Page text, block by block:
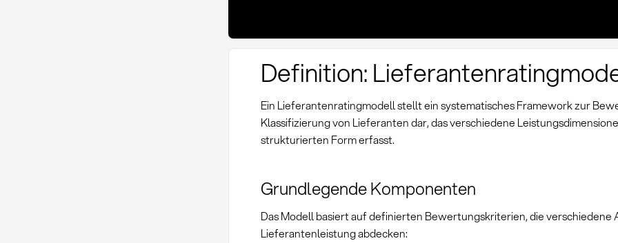
Definition:
Ein Lieferantenratingmodell stellt ein systematisches Framework zur
Klassifizierung von Lieferanten dar, das verschiedene
strukturierten Form erfasst.
Grundlegende Komponenten
Das Modell basiert auf definierten Bewertungskriterien, die verschiedene
Lieferantenleistung abdecken: